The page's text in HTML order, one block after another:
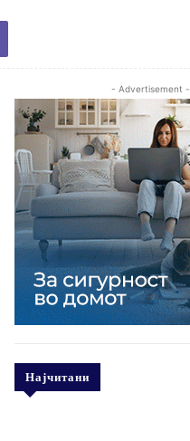
- Advertisement -
Најчитани